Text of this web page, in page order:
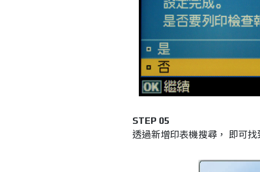
STEP 05
透過新增印表機搜尋， 即可